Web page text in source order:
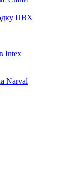
ПВХ
Intex
Narval